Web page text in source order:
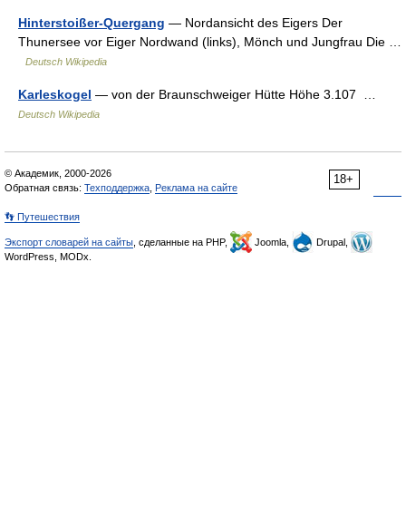
Hinterstoißer-Quergang — Nordansicht des Eigers Der
Thunersee vor Eiger Nordwand (links), Mönch und Jungfrau Die …
Deutsch Wikipedia
Karleskogel — von der Braunschweiger Hütte Höhe 3.107 …
Deutsch Wikipedia
18+
© Академик, 2000-2026
Обратная связь: Техподдержка Реклама на сайте
👣 Путешествия
Экспорт словарей на сайты , сделанные на PHP, Joomla,
Drupal,
WordPress, MODx.